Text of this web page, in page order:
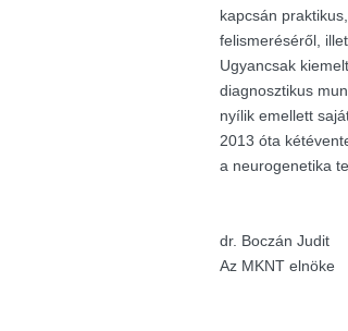
kapcsán
felismeréséről,
Ugyancsak
diagnosztikus
nyílik emellett
2013 óta
a neurogenetika
dr. Boczán Judit
Az MKNT elnöke